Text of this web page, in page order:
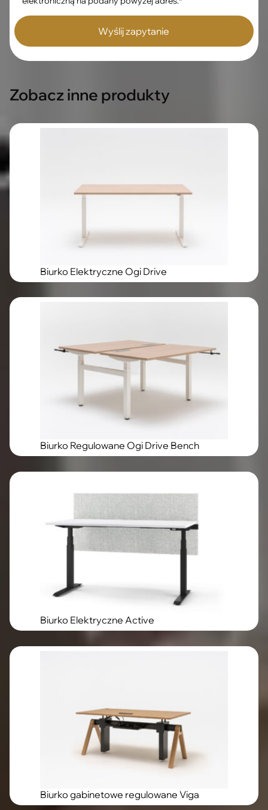
Zobacz inne produkty
Biurko Elektryczne Ogi Drive
Biurko Regulowane Ogi Drive Bench
Biurko Elektryczne Active
Biurko gabinetowe regulowane Viga